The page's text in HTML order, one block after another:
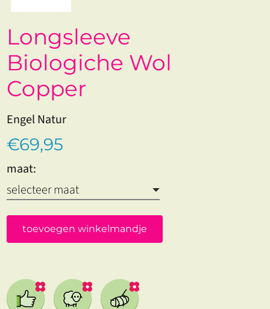
Longsleeve
Biologiche Wol
Copper
Engel Natur
€69,95
maat:
toevoegen winkelmandje